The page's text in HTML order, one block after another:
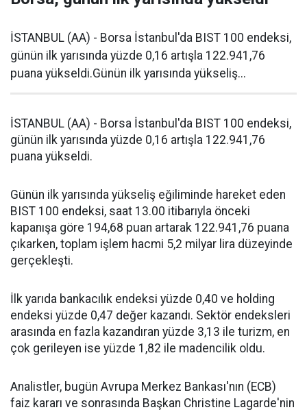
İSTANBUL (AA) - Borsa İstanbul'da BIST 100 endeksi,
günün ilk yarısında yüzde 0,16 artışla 122.941,76
puana yükseldi.Günün ilk yarısında yükseliş...
İSTANBUL (AA) - Borsa İstanbul'da BIST 100 endeksi,
günün ilk yarısında yüzde 0,16 artışla 122.941,76
puana yükseldi.
Günün ilk yarısında yükseliş eğiliminde hareket eden
BIST 100 endeksi, saat 13.00 itibarıyla önceki
kapanışa göre 194,68 puan artarak 122.941,76 puana
çıkarken, toplam işlem hacmi 5,2 milyar lira düzeyinde
gerçekleşti.
İlk yarıda bankacılık endeksi yüzde 0,40 ve holding
endeksi yüzde 0,47 değer kazandı. Sektör endeksleri
arasında en fazla kazandıran yüzde 3,13 ile turizm, en
çok gerileyen ise yüzde 1,82 ile madencilik oldu.
Analistler, bugün Avrupa Merkez Bankası'nın (ECB)
faiz kararı ve sonrasında Başkan Christine Lagarde'nin